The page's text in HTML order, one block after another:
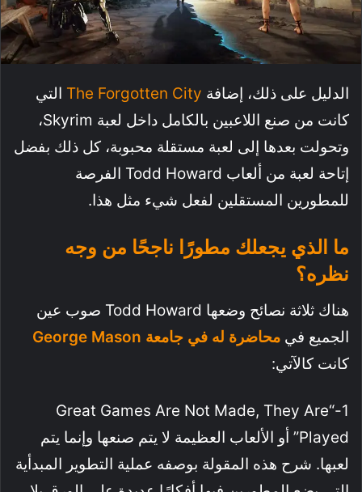
الدليل على ذلك، إضافة The Forgotten City التي
كانت من صنع اللاعبين بالكامل داخل لعبة Skyrim،
وتحولت بعدها إلى لعبة مستقلة محبوبة، كل ذلك بفضل
إتاحة لعبة من ألعاب Todd Howard الفرصة
للمطورين المستقلين لفعل شيء مثل هذا.
ما الذي يجعلك مطورًا ناجحًا من وجه
نظره؟
هناك ثلاثة نصائح وضعها Todd Howard صوب عين
الجميع في محاضرة له في جامعة George Mason
كانت كالآتي:
1-“Great Games Are Not Made, They Are
Played” أو الألعاب العظيمة لا يتم صنعها وإنما يتم
لعبها. شرح هذه المقولة بوصفه عملية التطوير المبدأية